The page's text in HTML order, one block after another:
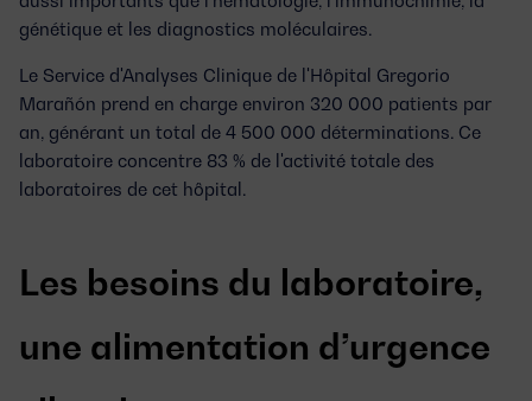
génétique et les diagnostics moléculaires.
Le Service d'Analyses Clinique de l'Hôpital Gregorio
Marañón prend en charge environ 320 000 patients par
an, générant un total de 4 500 000 déterminations. Ce
laboratoire concentre 83 % de l'activité totale des
laboratoires de cet hôpital.
Les besoins du laboratoire,
une alimentation d’urgence